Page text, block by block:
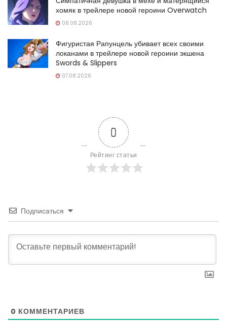
хомяк в трейлере новой героини Overwatch
08.08.2026
Фигуристая Рапунцель убивает всех своими
локанами в трейлере новой героини экшена
Swords & Slippers
07.08.2026
0
Рейтинг статьи
Подписаться
0 КОММЕНТАРИЕВ